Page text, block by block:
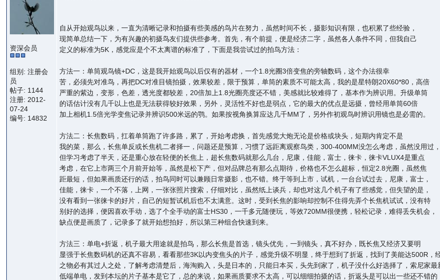
资深会员
组别: 注册会
员
帖子: 1144
注册: 2012-
07-24
编号: 14832
自从开始观鸟以来，一直为清晰记录和拍摄有些美感的鸟片在努力，虽然时间不长，摄影知识有限，也积累了些经验，
现简单总结一下，为有兴趣的初摄鸟友们提供些参考。首先，有个前提，便是经济二字，虽然各人条件不同，但我自己
定义的标准为5K，感觉应是个不太离谱的标准了，下面是我尝试过的拍鸟方法：
方法一：单筒观鸟镜+DC，这是我开始观鸟以后仅有的器材，一个1.8光圈3倍变焦的旁轴数码，这个办法很幸
苦，必须先对准鸟，再把DC对准目镜拍摄，效果较差，限于预算，单筒的素质不可能太高，我的是星特朗20X60*80，高倍
严重的紫边，变形，色差，透光度都较差，20倍加上1.8光圈亮度还不错，美感就比较难得了，基本作为辨识用。升级单筒
的话估计没有几千以上也是无法获得较好效果，另外，灵活性不好也是弱点，它的最大的优点是远摄，曾经用单筒60倍
加上相机1.5倍光学变焦记录并辨识500米远的鹗。如果按视角换算应达几千MM了，另外作初观鸟时辨识用镜也是必需的。
方法二：长焦数码，扛着单筒跑了许多路，累了，开始考虑换，首先感觉大炮无论是价格或块头，短期内肯定不是
我的菜，那么，长焦单反或长焦机二者择一，问题还是预算，习惯了远距离观察鸟类，300-400MM没怎么考虑，虽然没用过，
但学习考虑了半天，还是重心放在轻便的长焦上，超长焦数码就那么几台，尼康，佳能，富士，徕卡，徕卡VLUX4是重点
考虑，在它上市两三个月前开始等，虽然是松下产，但对品牌总有那么点期待，价格也不怎么超标，恒定2.8光圈，虽然焦
距最短，但如果画质还行的话，拍鸟同时可以兼顾日常摄影，也不错。终于等到上市，试机，一台台试过去，尼康，富士，
佳能，徕卡，一个不落，上网，一张张照片搜索，仔细对比，虽然纸上谈兵，却也对这几个机子有了些感觉，但失望的是，
没有看到一张徕卡的好片，自己的短暂试机后也不太满意。这时，受到长焦的影响却控制不住得先弄个长焦机试试，没有特
别好的选择，便因喜欢手动，选了个全手动的富士HS30，一千多元随便玩，等效720MM很便携，轻松记录，难得丢失机会，
缺点便是画质了，记录多了就开始想拍好，所以第三种组合快速到来。
方法三：单电+折返，机子最大用途就是拍鸟，那么长焦是首选，镜头优先，一到镜头，真不好办，既长焦又经济又要明
显强于长焦数码机的还真不容易，看看那些3K以内变焦头的片子，感觉升级不明显，终于想到了折返，找到了美能达500R，
之物必有其过人之处，了解考虑清楚后，海淘购入，头是日本的，只能日本买，头先到家了，机子没什么好选择了，索尼家最
低端单电，发到本坛的片子基本是它了，总的来说，如果画质要求不太高，可以细细拍摄的话，折返头是可以出一些还不错的